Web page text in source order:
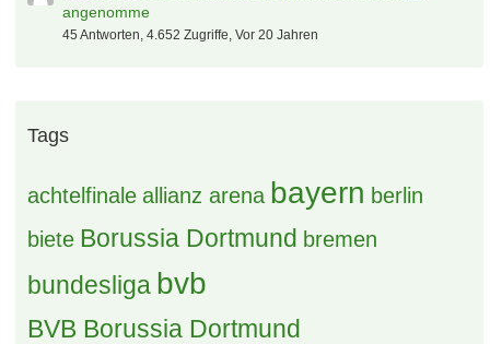
angenomme
45 Antworten, 4.652 Zugriffe, Vor 20 Jahren
Tags
achtelfinale allianz arena bayern berlin
biete Borussia Dortmund bremen
bundesliga bvb
BVB Borussia Dortmund